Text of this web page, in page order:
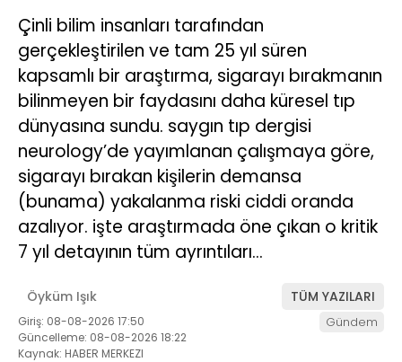
Çinli bilim insanları tarafından
gerçekleştirilen ve tam 25 yıl süren
kapsamlı bir araştırma, sigarayı bırakmanın
bilinmeyen bir faydasını daha küresel tıp
dünyasına sundu. saygın tıp dergisi
neurology’de yayımlanan çalışmaya göre,
sigarayı bırakan kişilerin demansa
(bunama) yakalanma riski ciddi oranda
azalıyor. işte araştırmada öne çıkan o kritik
7 yıl detayının tüm ayrıntıları…
Öyküm Işık TÜM YAZILARI
Giriş: 08-08-2026 17:50
Güncelleme: 08-08-2026 18:22
Kaynak: HABER MERKEZI
Gündem